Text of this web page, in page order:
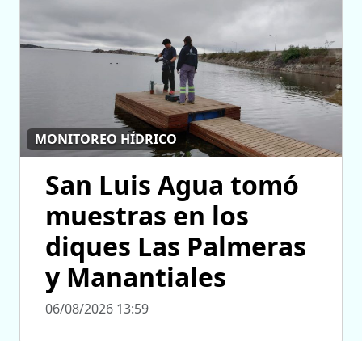
MONITOREO HÍDRICO
San Luis Agua tomó
muestras en los
diques Las Palmeras
y Manantiales
06/08/2026 13:59